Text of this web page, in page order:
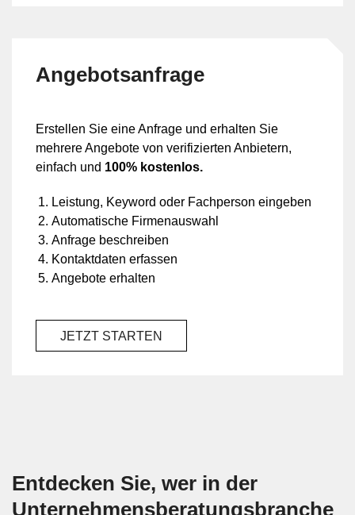
Angebotsanfrage
Erstellen Sie eine Anfrage und erhalten Sie
mehrere Angebote von verifizierten Anbietern,
einfach und 100% kostenlos.
Leistung, Keyword oder Fachperson eingeben
Automatische Firmenauswahl
Anfrage beschreiben
Kontaktdaten erfassen
Angebote erhalten
JETZT STARTEN
Entdecken Sie, wer in der
Unternehmensberatungs­branche